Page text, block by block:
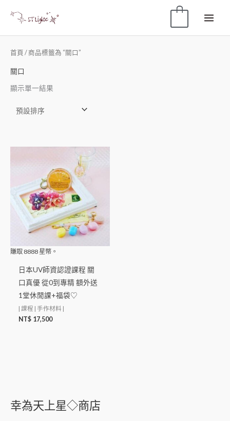
幸為天上星◇商店
首頁 / 商品標籤為 “關口”
關口
顯示單一結果
賺取 8888 星幣。
日本UV師資認證課程 關
口真優 從0到專精 額外送
1堂休閒課+福袋♡
| 課程 | 手作材料 |
NT$ 17,500